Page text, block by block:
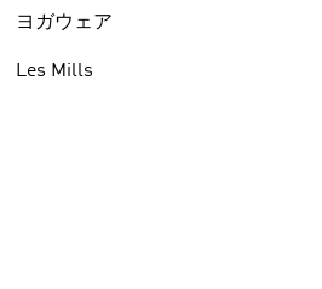
ヨガウェア
Les Mills